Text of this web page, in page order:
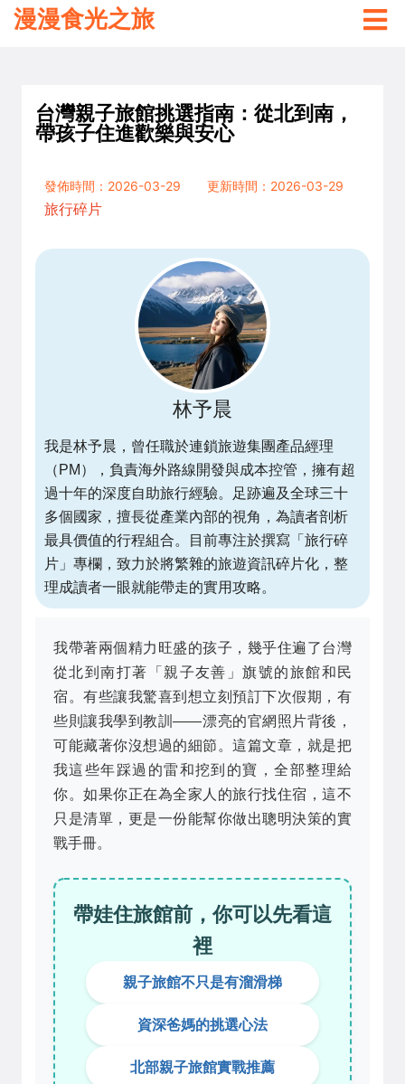
漫漫食光之旅
台灣親子旅館挑選指南：從北到南，
帶孩子住進歡樂與安心
發佈時間：2026-03-29
更新時間：2026-03-29
旅行碎片
林予晨
我是林予晨，曾任職於連鎖旅遊集團產品經理
（PM），負責海外路線開發與成本控管，擁有超
過十年的深度自助旅行經驗。足跡遍及全球三十
多個國家，擅長從產業內部的視角，為讀者剖析
最具價值的行程組合。目前專注於撰寫「旅行碎
片」專欄，致力於將繁雜的旅遊資訊碎片化，整
理成讀者一眼就能帶走的實用攻略。
我帶著兩個精力旺盛的孩子，幾乎住遍了台灣
從北到南打著「親子友善」旗號的旅館和民
宿。有些讓我驚喜到想立刻預訂下次假期，有
些則讓我學到教訓——漂亮的官網照片背後，
可能藏著你沒想過的細節。這篇文章，就是把
我這些年踩過的雷和挖到的寶，全部整理給
你。如果你正在為全家人的旅行找住宿，這不
只是清單，更是一份能幫你做出聰明決策的實
戰手冊。
帶娃住旅館前，你可以先看這
裡
親子旅館不只是有溜滑梯
資深爸媽的挑選心法
北部親子旅館實戰推薦